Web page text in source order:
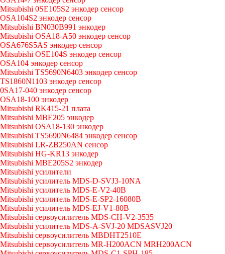
Mitsubishi 0SE105S2 энкодер сенсор
OSA104S2 энкодер сенсор
Mitsubishi BN030B991 энкодер
Mitsubishi OSA18-A50 энкодер сенсор
OSA676S5AS энкодер сенсор
Mitsubishi OSE104S энкодер сенсор
OSA104 энкодер сенсор
Mitsubishi TS5690N6403 энкодер сенсор
TS1860N1103 энкодер сенсор
0SA17-040 энкодер сенсор
OSA18-100 энкодер
Mitsubishi RK415-21 плата
Mitsubishi MBE205 энкодер
Mitsubishi OSA18-130 энкодер
Mitsubishi TS5690N6484 энкодер сенсор
Mitsubishi LR-ZB250AN сенсор
Mitsubishi HG-KR13 энкодер
Mitsubishi MBE205S2 энкодер
Mitsubishi усилители
Mitsubishi усилитель MDS-D-SVJ3-10NA
Mitsubishi усилитель MDS-E-V2-40B
Mitsubishi усилитель MDS-E-SP2-16080B
Mitsubishi усилитель MDS-EJ-V1-80B
Mitsubishi сервоусилитель MDS-CH-V2-3535
Mitsubishi усилитель MDS-A-SVJ-20 MDSASVJ20
Mitsubishi сервоусилитель MBDHT2510E
Mitsubishi сервоусилитель MR-H200ACN MRH200ACN